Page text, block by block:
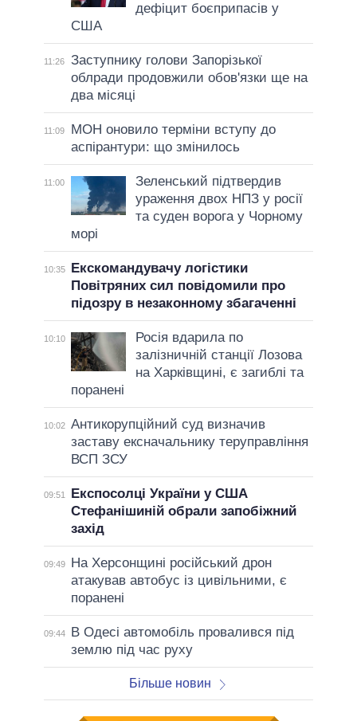
дефіцит боєприпасів у
США
11:26
Заступнику голови Запорізької
облради продовжили обов'язки ще на
два місяці
11:09
МОН оновило терміни вступу до
аспірантури: що змінилось
11:00
Зеленський підтвердив
ураження двох НПЗ у росії
та суден ворога у Чорному
морі
10:35
Екскомандувачу логістики
Повітряних сил повідомили про
підозру в незаконному збагаченні
10:10
Росія вдарила по
залізничній станції Лозова
на Харківщині, є загиблі та
поранені
10:02 Антикорупційний суд визначив
заставу ексначальнику теруправління
ВСП ЗСУ
09:51
Експосолці України у США
Стефанішиній обрали запобіжний
захід
09:49
На Херсонщині російський дрон
атакував автобус із цивільними, є
поранені
09:44
В Одесі автомобіль провалився під
землю під час руху
Більше новин